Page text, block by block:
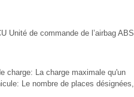
Unité de commande de l’airbag ABS
charge: La charge maximale qu'un
Le nombre de places désignées,